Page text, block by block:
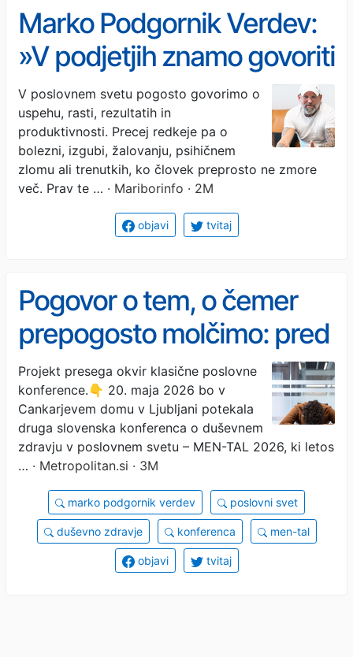
Marko Podgornik Verdev:
»V podjetjih znamo govoriti
o rezultatih. Ne znamo pa
govoriti o tem, ko se človek
zlomi«
V poslovnem svetu pogosto govorimo o
uspehu, rasti, rezultatih in
produktivnosti. Precej redkeje pa o
bolezni, izgubi, žalovanju, psihičnem
zlomu ali trenutkih, ko človek preprosto ne zmore
več. Prav te … · Mariborinfo · 2M
objavi tvitaj
Pogovor o tem, o čemer
prepogosto molčimo: pred
vrati je druga slovenska
konferenca o duševnem
zdravju v poslovnem svetu
Projekt presega okvir klasične poslovne
konference.👇 20. maja 2026 bo v
Cankarjevem domu v Ljubljani potekala
druga slovenska konferenca o duševnem
zdravju v poslovnem svetu – MEN-TAL 2026, ki letos
… · Metropolitan.si · 3M
marko podgornik verdev poslovni svet
duševno zdravje konferenca men-tal
objavi tvitaj